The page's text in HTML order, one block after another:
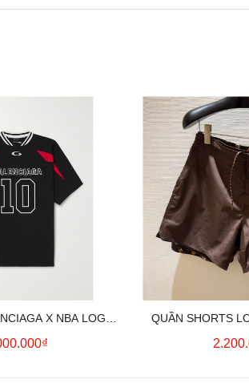
X NBA LOGO
T-SHIRT
QUẦN SHORTS
MONOGRAM